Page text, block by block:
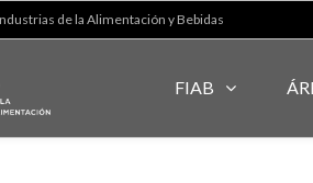
de la Alimentación y Bebidas
FIAB